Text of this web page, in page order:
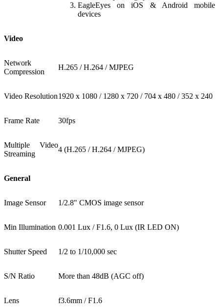
EagleEyes on iOS & Android mobile
devices
Video
Network
Compression
H.265 / H.264 / MJPEG
Video Resolution1920 x 1080 / 1280 x 720 / 704 x 480 / 352 x 240
Frame Rate 30fps
Multiple Video
Streaming
4 (H.265 / H.264 / MJPEG)
General
Image Sensor 1/2.8" CMOS image sensor
Min Illumination 0.001 Lux / F1.6, 0 Lux (IR LED ON)
Shutter Speed 1/2 to 1/10,000 sec
S/N Ratio More than 48dB (AGC off)
Lens f3.6mm / F1.6